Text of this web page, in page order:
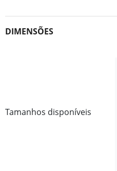
DIMENSÕES
Tamanhos disponíveis